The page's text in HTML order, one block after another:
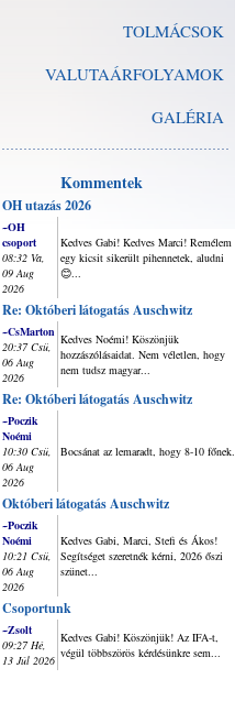
TOLMÁCSOK
VALUTAÁRFOLYAMOK
GALÉRIA
Kommentek
OH utazás 2026
~OH
csoport
08:32 Va,
09 Aug
2026
Kedves Gabi! Kedves Marci! Remélem
egy kicsit sikerült pihennetek, aludni
😊...
Re: Októberi látogatás Auschwitz
~CsMarton
20:37 Csü,
06 Aug
2026
Kedves Noémi! Köszönjük
hozzászólásaidat. Nem véletlen, hogy
nem tudsz magyar...
Re: Októberi látogatás Auschwitz
~Poczik
Noémi
10:30 Csü,
06 Aug
2026
Bocsánat az lemaradt, hogy 8-10 főnek.
Októberi látogatás Auschwitz
~Poczik
Noémi
10:21 Csü,
06 Aug
2026
Kedves Gabi, Marci, Stefi és Ákos!
Segítséget szeretnék kérni, 2026 őszi
szünet...
Csoportunk
~Zsolt
09:27 Hé,
13 Júl 2026
Kedves Gabi! Köszönjük! Az IFA-t,
végül többszörös kérdésünkre sem...